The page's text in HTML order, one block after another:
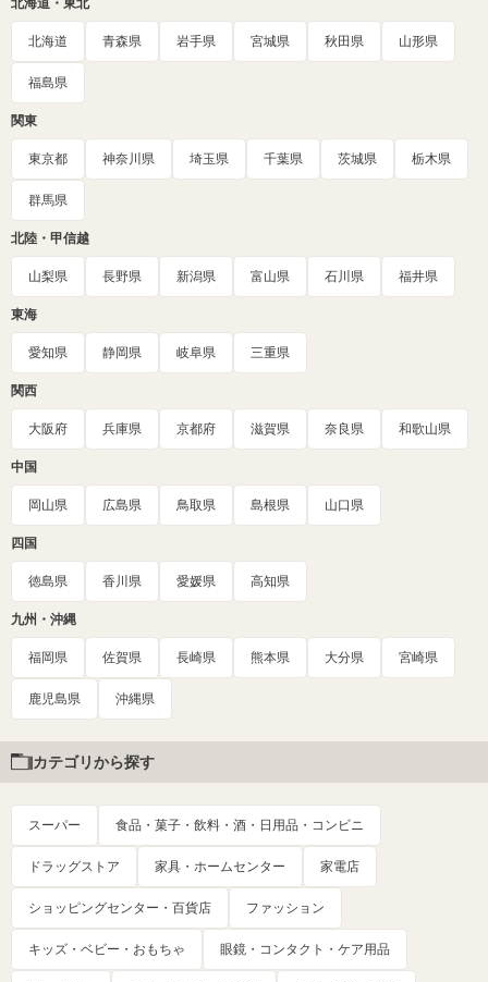
北海道・東北
北海道 青森県 岩手県 宮城県 秋田県 山形県
福島県
関東
東京都 神奈川県 埼玉県 千葉県 茨城県 栃木県
群馬県
北陸・甲信越
山梨県 長野県 新潟県 富山県 石川県 福井県
東海
愛知県 静岡県 岐阜県 三重県
関西
大阪府 兵庫県 京都府 滋賀県 奈良県 和歌山県
中国
岡山県 広島県 鳥取県 島根県 山口県
四国
徳島県 香川県 愛媛県 高知県
九州・沖縄
福岡県 佐賀県 長崎県 熊本県 大分県 宮崎県
鹿児島県 沖縄県
カテゴリから探す
スーパー 食品・菓子・飲料・酒・日用品・コンビニ
ドラッグストア 家具・ホームセンター 家電店
ショッピングセンター・百貨店 ファッション
キッズ・ベビー・おもちゃ 眼鏡・コンタクト・ケア用品